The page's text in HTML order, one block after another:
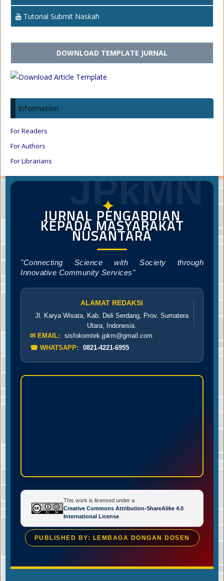
Tutorial Submit Naskah
DOWNLOAD TEMPLATE JURNAL
Information
For Readers
For Authors
For Librarians
JPkMN
✦
JURNAL PENGABDIAN
KEPADA MASYARAKAT
NUSANTARA
"Connecting Science with Society through
Innovative Community Services"
ALAMAT REDAKSI
Jl. Karya Wisata, Kab. Deli Serdang, Prov. Sumatera
Utara, Indonesia.
✉ EMAIL:
sisfokomtek.jpkm@gmail.com
☎ WHATSAPP:
0821-4221-6955
This work is licensed under a
Creative Commons Attribution-ShareAlike 4.0
International License
PUBLISHED BY: LEMBAGA DONGAN DOSEN